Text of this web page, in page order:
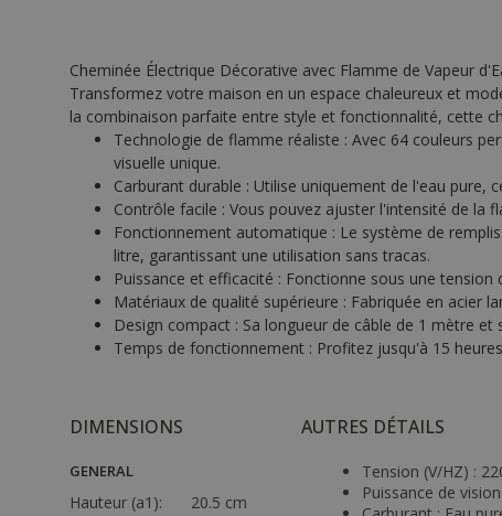
Cheminée Électrique Décorative avec Flamme de Vapeur
Transformez votre maison en un espace chaleureux et
la combinaison parfaite entre style et fonctionnalité, cette
Technologie de flamme réaliste : Avec 64 couleurs
visuelle unique.
Carburant durable : Utilise uniquement de l'eau
Contrôle facile : Vous pouvez ajuster l'intensité de la
Fonctionnement automatique : Le système de
litre, garantissant une utilisation sans tracas.
Puissance et efficacité : Fonctionne sous une
Matériaux de qualité supérieure : Fabriquée en acier
Design compact : Sa longueur de câble de 1 mètre
Temps de fonctionnement : Profitez jusqu'à 15
DIMENSIONS
GENERAL
Hauteur (a1):
20.5 cm
AUTRES DÉTAILS
Tension (V/HZ) :
Puissance de